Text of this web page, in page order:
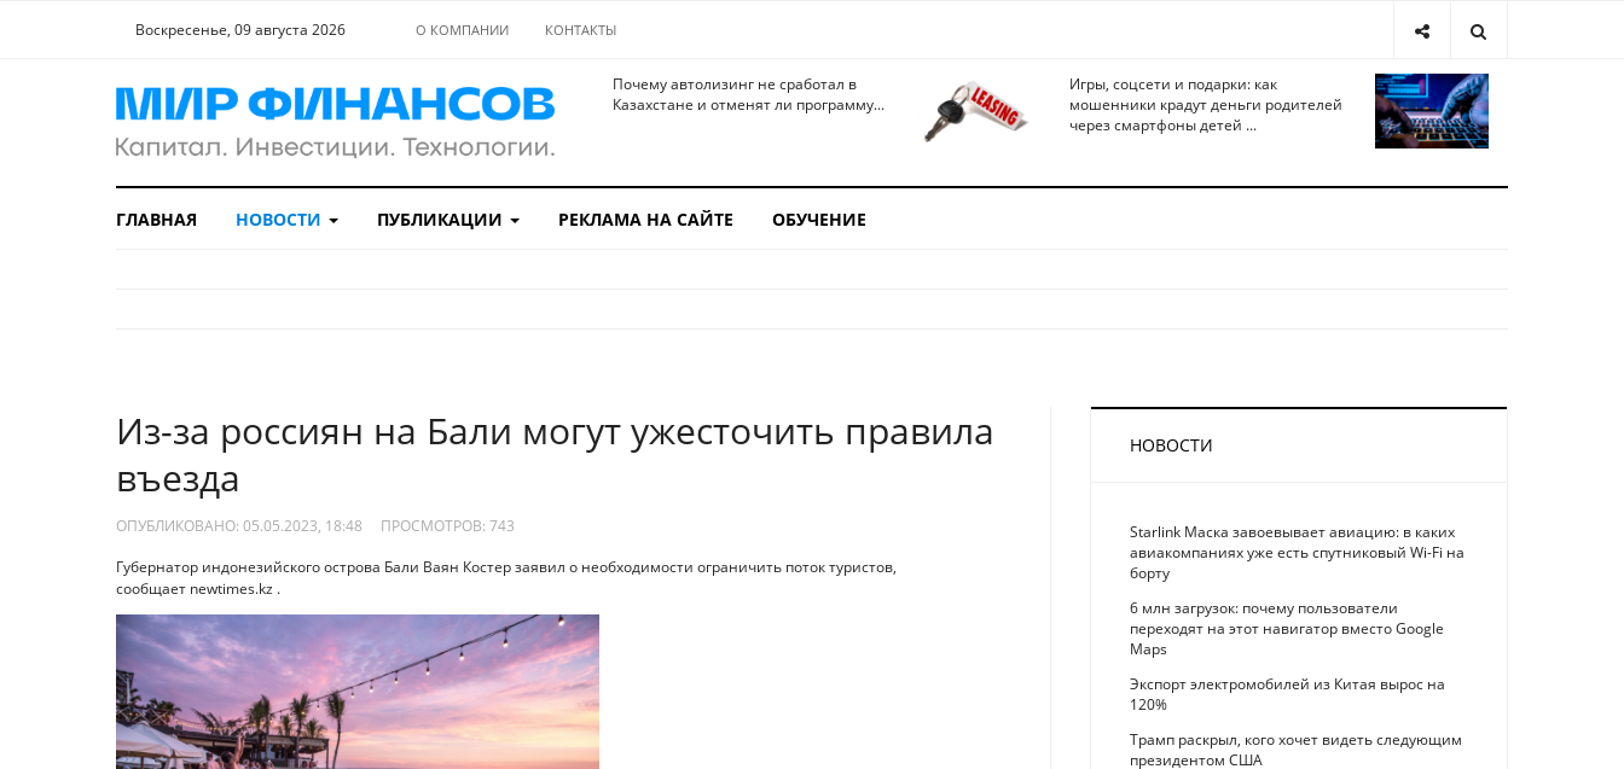
Воскресенье, 09 августа 2026 О КОМПАНИИ КОНТАКТЫ
Почему автолизинг не сработал в
Казахстане и отменят ли программу...
Игры, соцсети и подарки: как
мошенники крадут деньги родителей
через смартфоны детей ...
ГЛАВНАЯ НОВОСТИ ПУБЛИКАЦИИ РЕКЛАМА НА САЙТЕ ОБУЧЕНИЕ
Из-за россиян на Бали могут ужесточить правила
въезда
ОПУБЛИКОВАНО: 05.05.2023, 18:48 ПРОСМОТРОВ: 743
Губернатор индонезийского острова Бали Ваян Костер заявил о необходимости ограничить поток туристов,
сообщает newtimes.kz .
НОВОСТИ
Starlink Маска завоевывает авиацию: в каких
авиакомпаниях уже есть спутниковый Wi-Fi на
борту
6 млн загрузок: почему пользователи
переходят на этот навигатор вместо Google
Maps
Экспорт электромобилей из Китая вырос на
120%
Трамп раскрыл, кого хочет видеть следующим
президентом США